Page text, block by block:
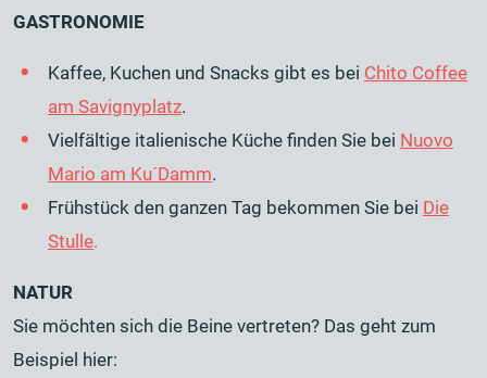
GASTRONOMIE
Kaffee, Kuchen und Snacks gibt es bei Chito Coffee
am Savignyplatz.
Vielfältige italienische Küche finden Sie bei Nuovo
Mario am Ku´Damm.
Frühstück den ganzen Tag bekommen Sie bei Die
Stulle.
NATUR
Sie möchten sich die Beine vertreten? Das geht zum
Beispiel hier: